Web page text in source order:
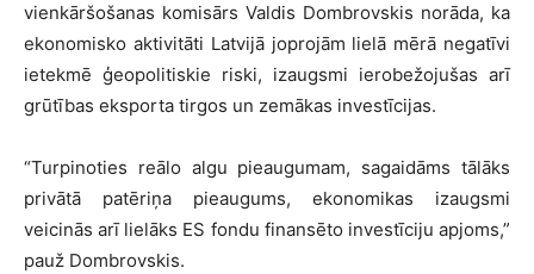
vienkāršošanas komisārs Valdis Dombrovskis norāda, ka
ekonomisko aktivitāti Latvijā joprojām lielā mērā negatīvi
ietekmē ģeopolitiskie riski, izaugsmi ierobežojušas arī
grūtības eksporta tirgos un zemākas investīcijas.
“Turpinoties reālo algu pieaugumam, sagaidāms tālāks
privātā patēriņa pieaugums, ekonomikas izaugsmi
veicinās arī lielāks ES fondu finansēto investīciju apjoms,”
pauž Dombrovskis.